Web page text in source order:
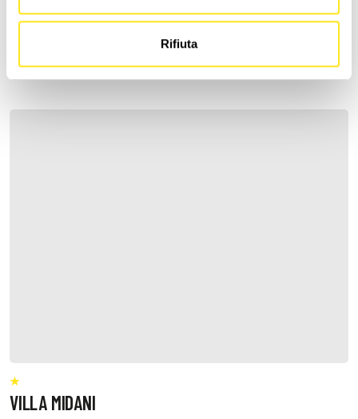
Rifiuta
Richiedi informazioni
VILLA MIDANI